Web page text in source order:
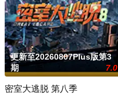
更新至20260807Plus版第3
期
7.0
密室大逃脱 第八季